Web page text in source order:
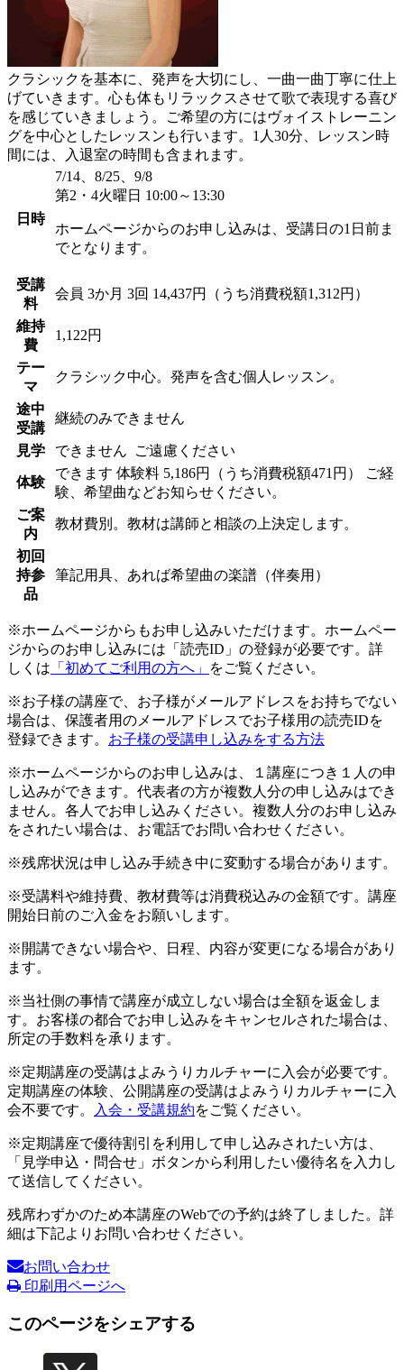
クラシックを基本に、発声を大切にし、一曲一曲丁寧に仕上
げていきます。心も体もリラックスさせて歌で表現する喜び
を感じていきましょう。ご希望の方にはヴォイストレーニン
グを中心としたレッスンも行います。1人30分、レッスン時
間には、入退室の時間も含まれます。
日時
7/14、8/25、9/8
第2・4火曜日 10:00～13:30
ホームページからのお申し込みは、受講日の1日前ま
でとなります。
受講
料
会員 3か月 3回 14,437円（うち消費税額1,312円）
維持
費
1,122円
テー
マ
クラシック中心。発声を含む個人レッスン。
途中
受講
継続のみできません
見学 できません ご遠慮ください
体験
できます 体験料 5,186円（うち消費税額471円）
ご経
験、希望曲などお知らせください。
ご案
内
教材費別。教材は講師と相談の上決定します。
初回
持参
品
筆記用具、あれば希望曲の楽譜（伴奏用）
※ホームページからもお申し込みいただけます。ホームペー
ジからのお申し込みには「読売ID」の登録が必要です。詳
しくは 「初めてご利用の方へ」 をご覧ください。
※お子様の講座で、お子様がメールアドレスをお持ちでない
場合は、保護者用のメールアドレスでお子様用の読売IDを
登録できます。 お子様の受講申し込みをする方法
※ホームページからのお申し込みは、１講座につき１人の申
し込みができます。代表者の方が複数人分の申し込みはでき
ません。各人でお申し込みください。複数人分のお申し込み
をされたい場合は、お電話でお問い合わせください。
※残席状況は申し込み手続き中に変動する場合があります。
※受講料や維持費、教材費等は消費税込みの金額です。講座
開始日前のご入金をお願いします。
※開講できない場合や、日程、内容が変更になる場合があり
ます。
※当社側の事情で講座が成立しない場合は全額を返金しま
す。お客様の都合でお申し込みをキャンセルされた場合は、
所定の手数料を承ります。
※定期講座の受講はよみうりカルチャーに入会が必要です。
定期講座の体験、公開講座の受講はよみうりカルチャーに入
会不要です。
入会・受講規約をご覧ください。
※定期講座で優待割引を利用して申し込みされたい方は、
「見学申込・問合せ」ボタンから利用したい優待名を入力し
て送信してください。
残席わずかのため本講座のWebでの予約は終了しました。詳
細は下記よりお問い合わせください。
お問い合わせ
印刷用ページへ
このページをシェアする